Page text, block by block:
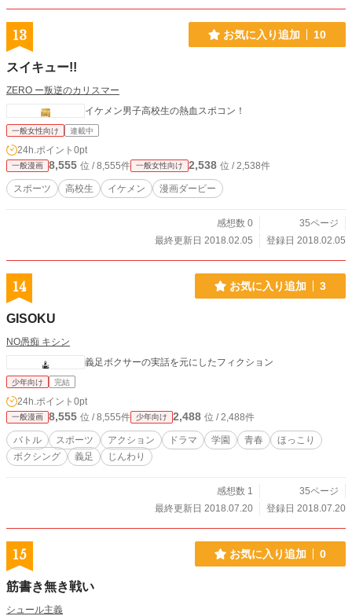
13 お気に入り追加 10
スイキュー!!
ZERO ー叛逆のカリスマー
イケメン男子高校生の熱血スポコン！
一般女性向け 連載中
24h.ポイント 0pt
一般漫画 8,555 位 / 8,555件 一般女性向け 2,538 位 / 2,538件
スポーツ 高校生 イケメン 漫画ダービー
感想数 0
35ページ
最終更新日 2018.02.05
登録日 2018.02.05
14 お気に入り追加 3
GISOKU
NO愚痴 キシン
義足ボクサーの実話を元にしたフィクション
少年向け 完結
24h.ポイント 0pt
一般漫画 8,555 位 / 8,555件 少年向け 2,488 位 / 2,488件
バトル スポーツ アクション ドラマ 学園 青春
ほっこり
ボクシング
義足 じんわり
感想数 1
35ページ
最終更新日 2018.07.20
登録日 2018.07.20
15 お気に入り追加 0
筋書き無き戦い
シュール主義